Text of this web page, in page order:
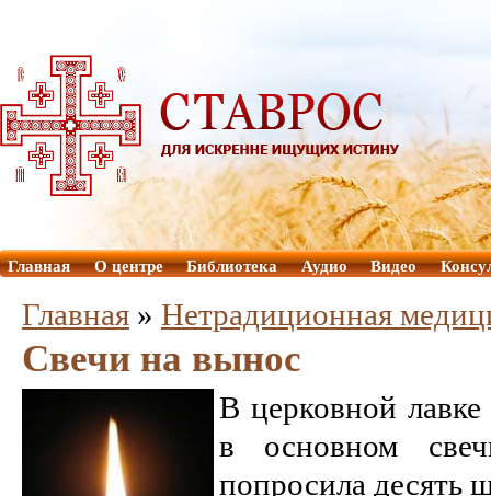
Главная О центре Библиотека Аудио Видео
Главная » Нетрадиционная
Свечи на вынос
В церковной
в основном
попросила десять